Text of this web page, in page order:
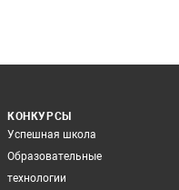
КОНКУРСЫ
Успешная школа
Образовательные
технологии